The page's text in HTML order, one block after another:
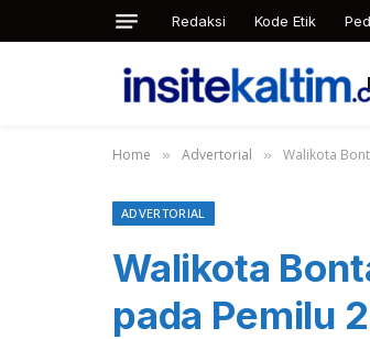
Redaksi Kode Etik
Home » Advertorial » Walikota
ADVERTORIAL
Walikota
pada Pemilu